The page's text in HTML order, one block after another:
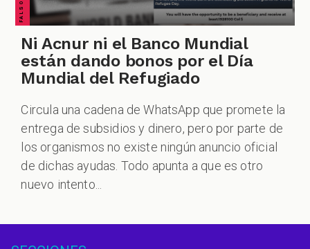
Ni Acnur ni el Banco Mundial
están dando bonos por el Día
Mundial del Refugiado
Circula una cadena de WhatsApp que promete la
entrega de subsidios y dinero, pero por parte de
los organismos no existe ningún anuncio oficial
de dichas ayudas. Todo apunta a que es otro
nuevo intento...